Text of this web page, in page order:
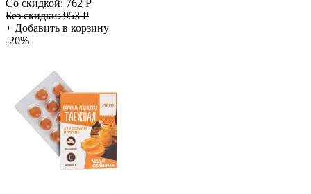
Со скидкой: 762 Р
Без скидки:953 Р
+ Добавить в корзину
-20%